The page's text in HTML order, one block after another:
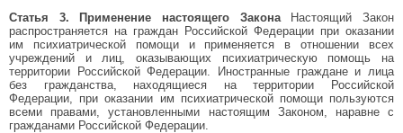
Статья 3. Применение настоящего Закона Настоящий Закон
распространяется на граждан Российской Федерации при оказании
им психиатрической помощи и применяется в отношении всех
учреждений и лиц, оказывающих психиатрическую помощь на
территории Российской Федерации. Иностранные граждане и лица
без гражданства, находящиеся на территории Российской
Федерации, при оказании им психиатрической помощи пользуются
всеми правами, установленными настоящим Законом, наравне с
гражданами Российской Федерации.